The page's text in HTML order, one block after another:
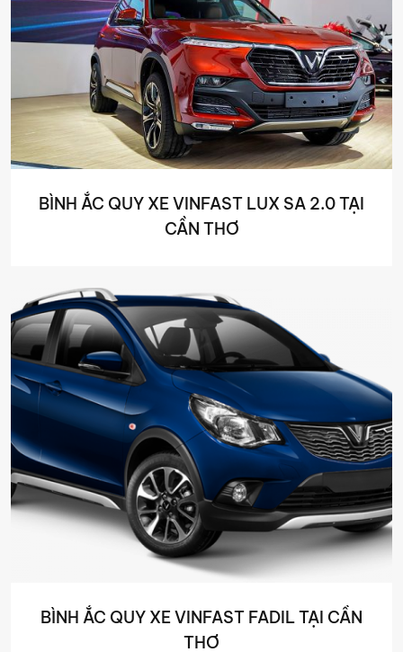
BÌNH ẮC QUY XE VINFAST LUX SA 2.0 TẠI
CẦN THƠ
BÌNH ẮC QUY XE VINFAST FADIL TẠI CẦN
THƠ